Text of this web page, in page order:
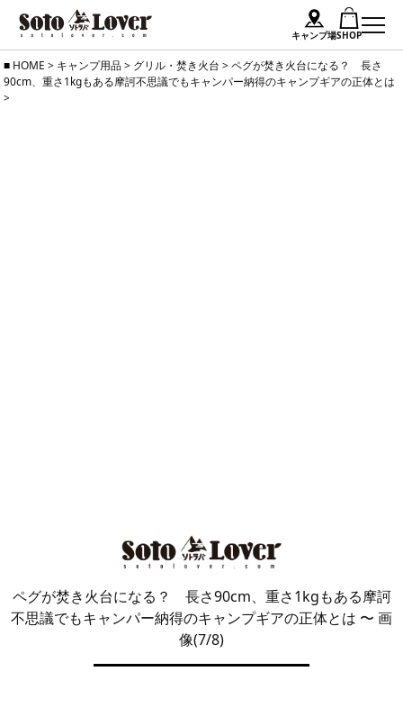
キャンプ場SHOP
Skip
to
HOME > キャンプ用品> グリル・焚き火台 >ペグが焚き火台になる？ 長さ
90cm、重さ1kgもある摩訶不思議でもキャンパー納得のキャンプギアの正体とは
>
ペグが焚き火台になる？ 長さ90cm、重さ1kgもある摩訶
不思議でもキャンパー納得のキャンプギアの正体とは 〜 画
像(7/8)